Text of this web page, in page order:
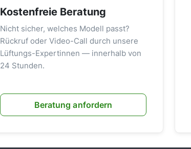
Kostenfreie Beratung
Nicht sicher, welches Modell passt?
Rückruf oder Video-Call durch unsere
Lüftungs-Expertinnen — innerhalb von
24 Stunden.
Beratung anfordern